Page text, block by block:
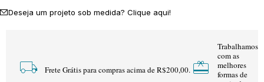
Deseja um projeto sob medida? Clique aqui!
Frete Grátis para compras acima de R$200,00.
Trabalhamos
com as
melhores
formas de